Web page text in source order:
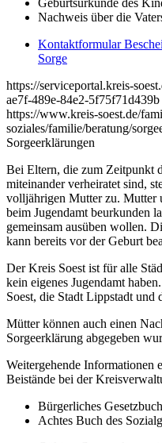
Geburtsurkunde des
Nachweis über die
Kontaktformular
Sorge
https://serviceportal.kreis-
ae7f-489e-84e2-5f75f71d439b
https://www.kreis-soest.de/
soziales/familie/beratung/
Sorgeerklärungen
Bei Eltern, die zum Zeitpunkt
miteinander verheiratet sind,
volljährigen Mutter zu. Mutter
beim Jugendamt beurkunden
gemeinsam ausüben wollen.
kann bereits vor der Geburt
Der Kreis Soest ist für alle
kein eigenes Jugendamt
Soest, die Stadt Lippstadt und
Mütter können auch einen
Sorgeerklärung abgegeben
Weitergehende Informationen
Beistände bei der
Bürgerliches
Achtes Buch des